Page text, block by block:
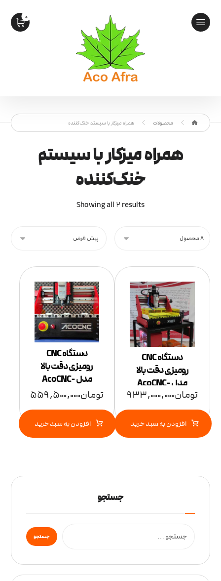
محصولات همراه میزکار با سیستم خنک‌کننده
همراه میزکار با سیستم
خنک‌کننده
Showing all 2 results
دستگاه CNC
رومیزی دقت بالا
مدل AcoCNC-
3BL107 آکو افراتومان933,000,000
افزودن به سبد خرید
دستگاه CNC
رومیزی دقت بالا
مدل AcoCNC-
4AL360 آکو افرا
تومان559,500,000
افزودن به سبد خرید
جستجو